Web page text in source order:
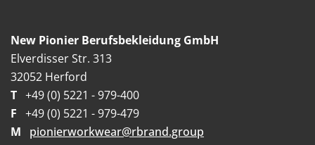
New Pionier Berufsbekleidung GmbH
Elverdisser Str. 313
32052 Herford
T +49 (0) 5221 - 979-400
F +49 (0) 5221 - 979-479
M
pionierworkwear@rbrand.group